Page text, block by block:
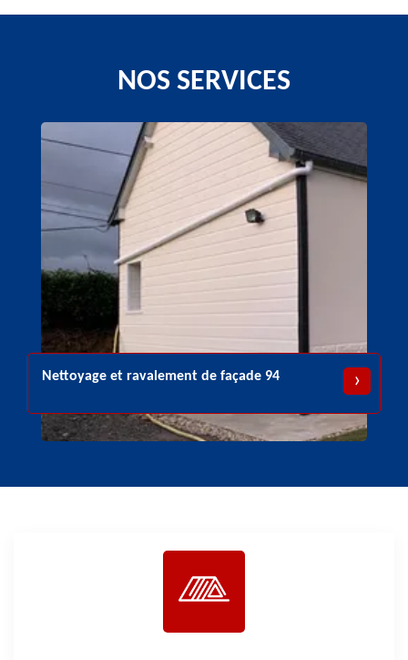
NOS SERVICES
Urgence fuite de toiture 94